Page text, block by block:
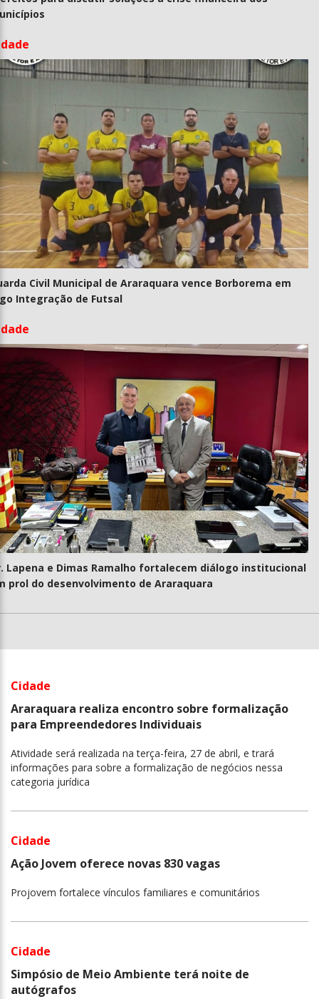
Civil Municipal de Araraquara vence Borborema em
Integração de Futsal
Lapena e Dimas Ramalho fortalecem diálogo institucional
prol do desenvolvimento de Araraquara
Cidade
Araraquara realiza encontro sobre formalização
para Empreendedores Individuais
Atividade será realizada na terça-feira, 27 de abril, e trará
informações para sobre a formalização de negócios nessa
categoria jurídica
Cidade
Ação Jovem oferece novas 830 vagas
Projovem fortalece vínculos familiares e comunitários
Cidade
Simpósio de Meio Ambiente terá noite de
autógrafos